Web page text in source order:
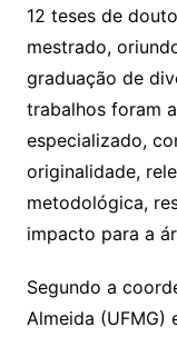
12 teses de
mestrado,
graduação de
trabalhos foram
especializado,
originalidade,
metodológica,
impacto para a
Segundo a
Almeida (UFMG)